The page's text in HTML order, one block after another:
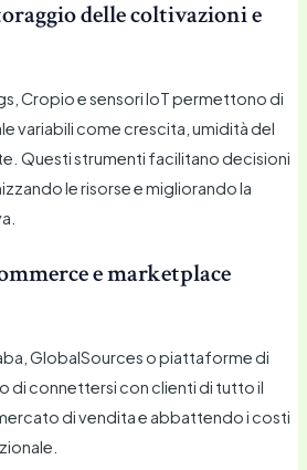
delle coltivazioni e
Cropio e sensori IoT permettono di
variabili come crescita, umidità del
Questi strumenti facilitano decisioni
le risorse e migliorando la
e marketplace
GlobalSources o piattaforme di
di connettersi con clienti di tutto il
di vendita e abbattendo i costi